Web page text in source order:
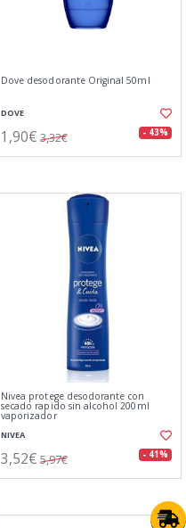
Dove desodorante Original 50ml
DOVE
1,90€ 3,32€ - 43%
Nivea protege desodorante con
secado rapido sin alcohol 200ml
vaporizador
NIVEA
3,52€ 5,97€ - 41%